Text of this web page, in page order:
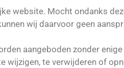
website. Mocht ondanks
wij daarvoor geen
aangeboden zonder
wijzigen, te verwijderen of